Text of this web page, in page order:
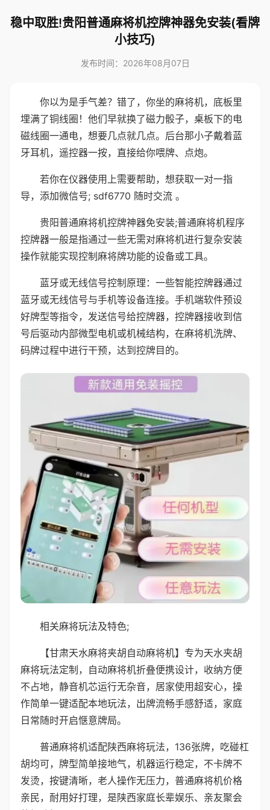
稳中取胜!贵阳普通麻将机控牌神器免安装(看牌
小技巧)
发布时间：2026年08月07日
你以为是手气差？错了，你坐的麻将机，底板里
埋满了铜线圈！他们早就换了磁力骰子，桌板下的电
磁线圈一通电，想要几点就几点。后台那小子戴着蓝
牙耳机，遥控器一按，直接给你喂牌、点炮。
若你在仪器使用上需要帮助，想获取一对一指
导，添加微信号; sdf6770 随时交流 。
贵阳普通麻将机控牌神器免安装;普通麻将机程序
控牌器一般是指通过一些无需对麻将机进行复杂安装
操作就能实现控制麻将牌功能的设备或工具。
蓝牙或无线信号控制原理：一些智能控牌器通过
蓝牙或无线信号与手机等设备连接。手机端软件预设
好牌型等指令，发送信号给控牌器，控牌器接收到信
号后驱动内部微型电机或机械结构，在麻将机洗牌、
码牌过程中进行干预，达到控牌目的。
相关麻将玩法及特色;
【甘肃天水麻将夹胡自动麻将机】专为天水夹胡
麻将玩法定制，自动麻将机折叠便携设计，收纳方便
不占地，静音机芯运行无杂音，居家使用超安心，操
作简单一键适配本地玩法，出牌流畅手感舒适，家庭
日常随时开启惬意牌局。
普通麻将机适配陕西麻将玩法，136张牌，吃碰杠
胡均可，牌型简单接地气，机器运行稳定，不卡牌不
发烫，按键清晰，老人操作无压力，普通麻将机价格
亲民，耐用好打理，是陕西家庭长辈娱乐、亲友聚会